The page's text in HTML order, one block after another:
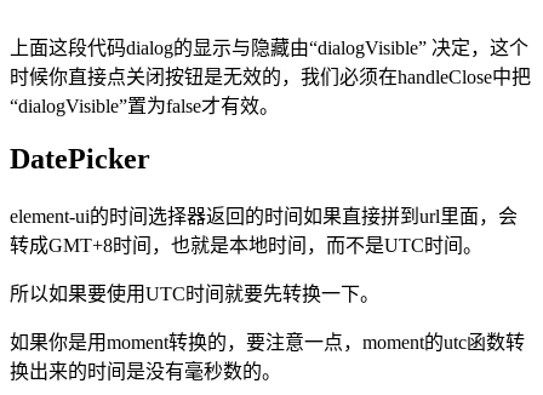
上面这段代码dialog的显示与隐藏由“dialogVisible” 决定，这个
时候你直接点关闭按钮是无效的，我们必须在handleClose中把
“dialogVisible”置为false才有效。
DatePicker
element-ui的时间选择器返回的时间如果直接拼到url里面，会
转成GMT+8时间，也就是本地时间，而不是UTC时间。
所以如果要使用UTC时间就要先转换一下。
如果你是用moment转换的，要注意一点，moment的utc函数转
换出来的时间是没有毫秒数的。